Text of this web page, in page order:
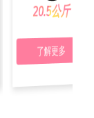
20.5公斤
了解更多
19.4公斤
了解更多